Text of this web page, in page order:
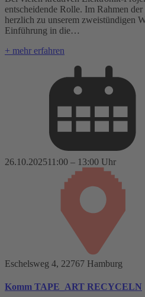
entscheidende Rolle. Im Rahmen
herzlich zu unserem zweistündigen
Einführung in die…
+ mehr erfahren
26.10.202511:00 – 13:00 Uhr
Eschelsweg 4, 22767 Hamburg
Komm TAPE_ART RECYCELN